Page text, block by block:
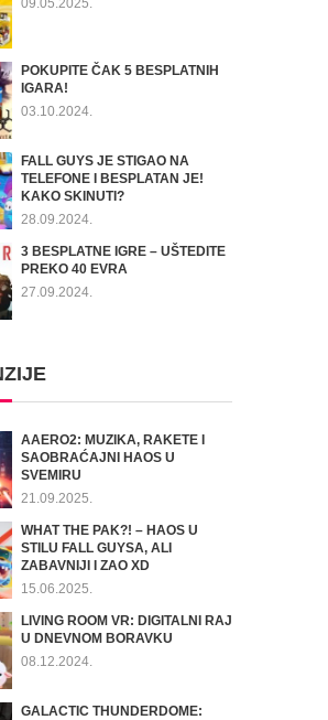
09.05.2025.
POKUPITE ČAK 5 BESPLATNIH
IGARA!
03.10.2024.
FALL GUYS JE STIGAO NA
TELEFONE I BESPLATAN JE!
KAKO SKINUTI?
28.09.2024.
3 BESPLATNE IGRE – UŠTEDITE
PREKO 40 EVRA
27.09.2024.
AAERO2: MUZIKA, RAKETE I
SAOBRAĆAJNI HAOS U
SVEMIRU
21.09.2025.
WHAT THE PAK?! – HAOS U
STILU FALL GUYSA, ALI
ZABAVNIJI I ZAO XD
15.06.2025.
LIVING ROOM VR: DIGITALNI RAJ
U DNEVNOM BORAVKU
08.12.2024.
GALACTIC THUNDERDOME: